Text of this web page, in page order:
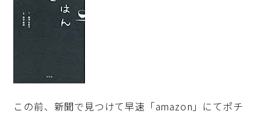
この前、新聞で見つけて早速「amazon」にてポチ